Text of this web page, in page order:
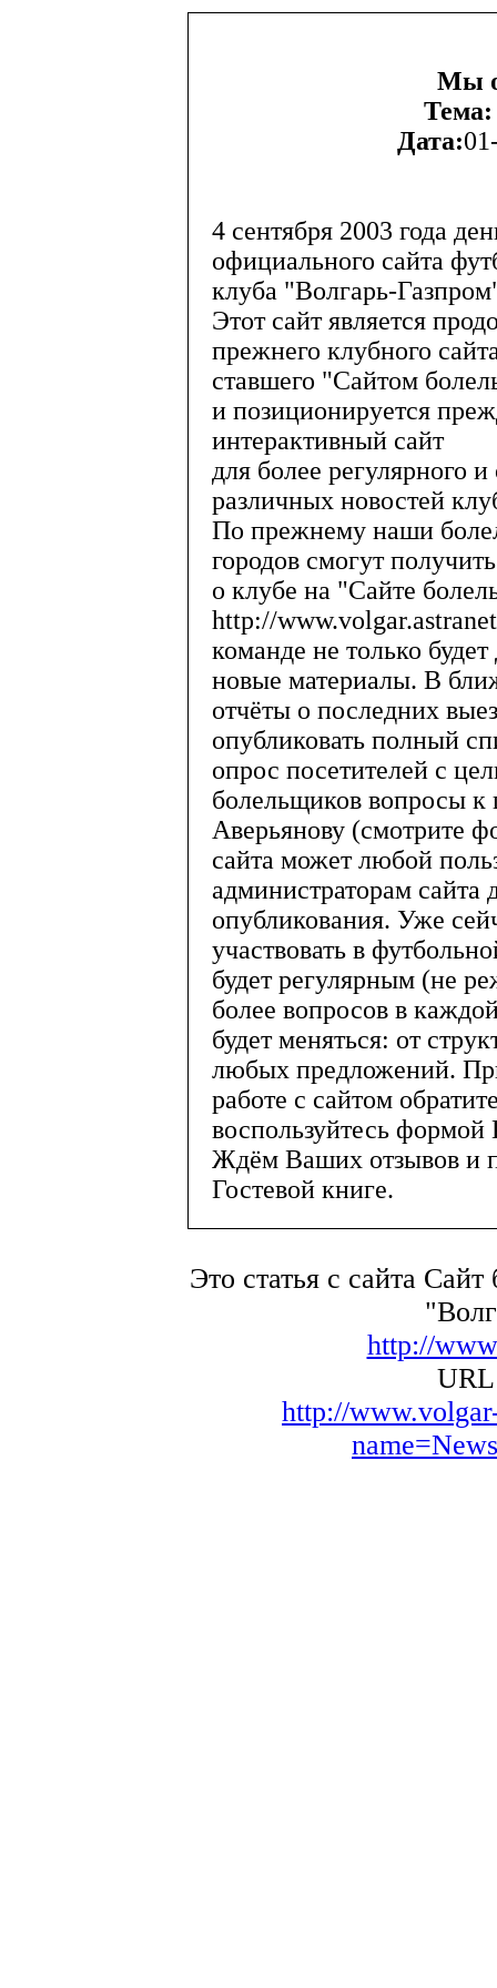
Мы
Тема:
Дата:
4 сентября 2003 года
официального сайта
клуба "Волгарь-
Этот сайт является
прежнего клубного
ставшего "Сайтом
и позиционируется
интерактивный сайт
для более регулярного
различных новостей
По прежнему наши
городов смогут
о клубе на "Сайте
http://
команде не только
новые материалы. В
отчёты о последних
опубликовать полный
опрос посетителей с
болельщиков вопросы
Аверьянову (смотрите
сайта может любой
администраторам сайта
опубликования. Уже
участвовать в
будет регулярным (не
более вопросов в
будет меняться: от
любых предложений.
работе с сайтом
воспользуйтесь формой
Ждём Ваших отзывов и
Гостевой книге.
Это статья с сайта
http://
URL
http://